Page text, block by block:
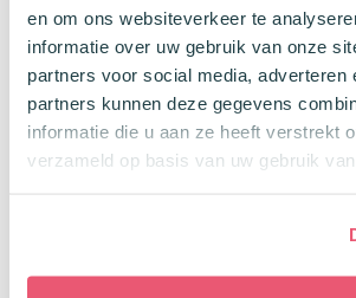
en om ons websiteverkeer te
informatie over uw gebruik van onze
partners voor social media, adverteren
partners kunnen deze gegevens
informatie die u aan ze heeft verstrekt
verzameld op basis van uw gebruik